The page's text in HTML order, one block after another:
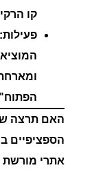
קו
פעילות:
האם תרצה
הספציפיים
אתרי מורשת